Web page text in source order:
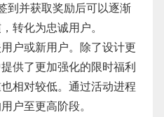
到并获取奖励后可以逐渐
转化为忠诚用户。
户或新用户。除了设计更
供了更加强化的限时福利
相对较低。通过活动进程
户至更高阶段。